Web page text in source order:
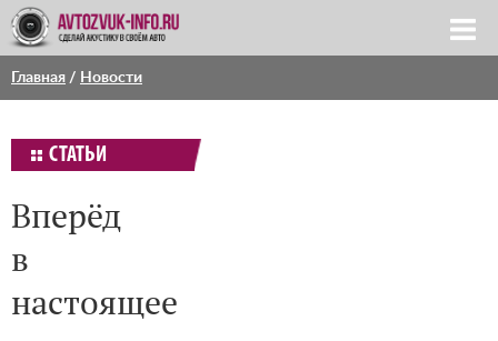
Главная / Новости
СТАТЬИ
Вперёд
в
настоящее